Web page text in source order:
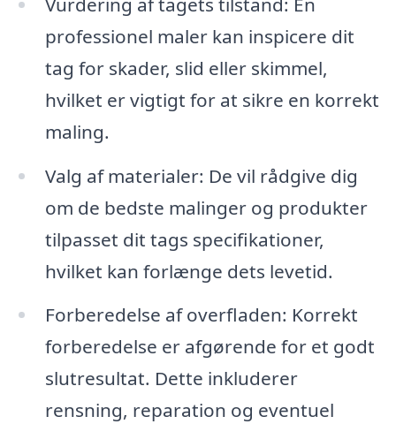
professionel maler kan inspicere dit
tag for skader, slid eller skimmel,
hvilket er vigtigt for at sikre en korrekt
maling.
Valg af materialer: De vil rådgive dig
om de bedste malinger og produkter
tilpasset dit tags specifikationer,
hvilket kan forlænge dets levetid.
Forberedelse af overfladen: Korrekt
forberedelse er afgørende for et godt
slutresultat. Dette inkluderer
rensning, reparation og eventuel